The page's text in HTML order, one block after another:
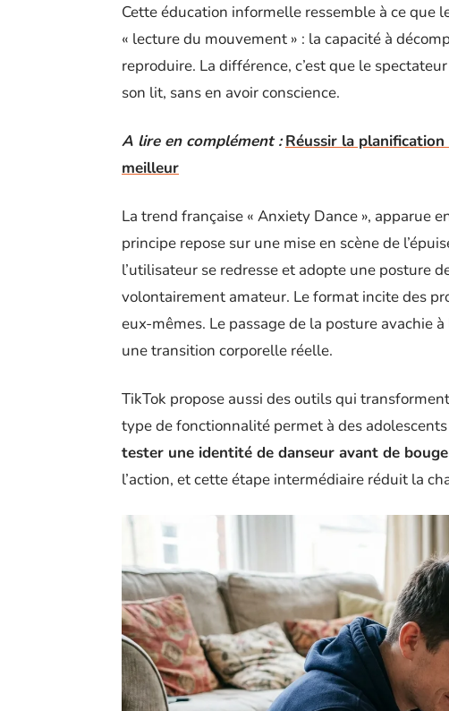
Cette éducation informelle ressemble à ce que
« lecture du mouvement » : la capacité à
reproduire. La différence, c’est que le
son lit, sans en avoir conscience.
A lire en complément : Réussir la
meilleur
La trend française « Anxiety Dance », apparue
principe repose sur une mise en scène de
l’utilisateur se redresse et adopte une posture
volontairement amateur. Le format incite des
eux-mêmes. Le passage de la posture avachie
une transition corporelle réelle.
TikTok propose aussi des outils qui
type de fonctionnalité permet à des
tester une identité de danseur avant de
l’action, et cette étape intermédiaire réduit la